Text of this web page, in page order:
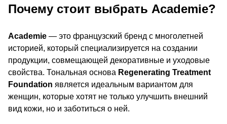
Почему стоит выбрать Academie?
Academie — это французский бренд с многолетней
историей, который специализируется на создании
продукции, совмещающей декоративные и уходовые
свойства. Тональная основа Regenerating Treatment
Foundation является идеальным вариантом для
женщин, которые хотят не только улучшить внешний
вид кожи, но и заботиться о ней.